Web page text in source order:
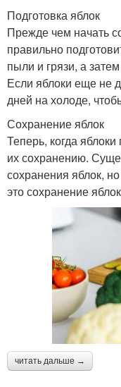
Подготовка яблок
Прежде чем начать
правильно
пыли и грязи, а
Если яблоки еще не
дней на холоде,
Сохранение яблок
Теперь, когда
их сохранению.
сохранения яблок,
это сохранение
читать дальше →